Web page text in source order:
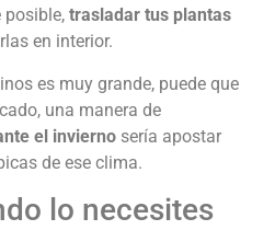
posible, trasladar tus plantas
en interior.
es muy grande, puede que
una manera de
el invierno sería apostar
de ese clima.
lo necesites